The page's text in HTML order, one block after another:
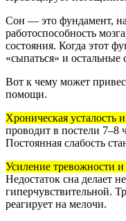
Сон — это фундамент,
работоспособность
состояния. Когда этот
«сыпаться» и
Вот к чему может
помощи.
Хроническая усталость
проводит в постели 7–8
Постоянная слабость
Усиление тревожности
Недостаток сна делает
гиперчувствительной.
реагирует на мелочи.